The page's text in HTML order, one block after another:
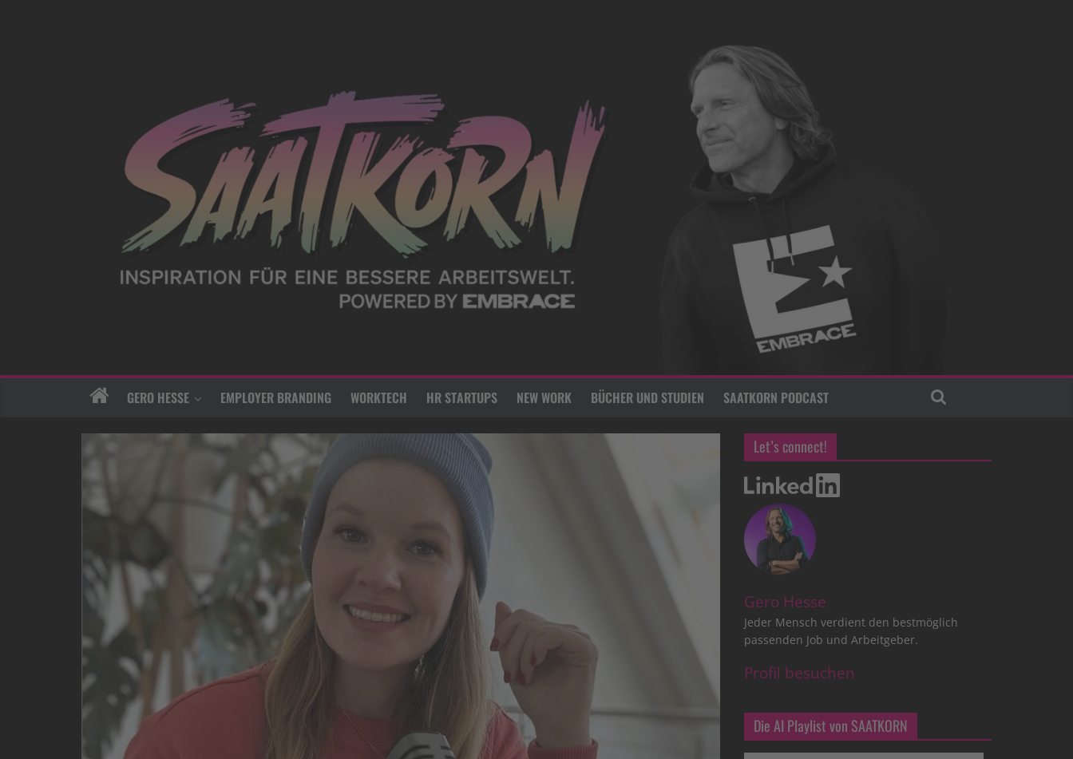
GERO HESSE EMPLOYER BRANDING WORKTECH HR STARTUPS NEW WORK BÜCHER UND STUDIEN SAATKORN PODCAST
Let’s connect!
Gero Hesse
Jeder Mensch verdient den bestmöglich
passenden Job und Arbeitgeber.
Profil besuchen
Die AI Playlist von SAATKORN